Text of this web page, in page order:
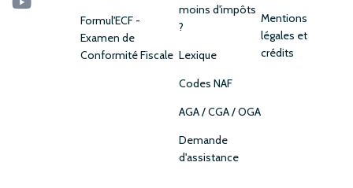
Formul'ECF -
Examen de
Conformité Fiscale
moins d'impôts
?
Lexique
Codes NAF
AGA / CGA / OGA
Demande
d'assistance
Mentions
légales et
crédits